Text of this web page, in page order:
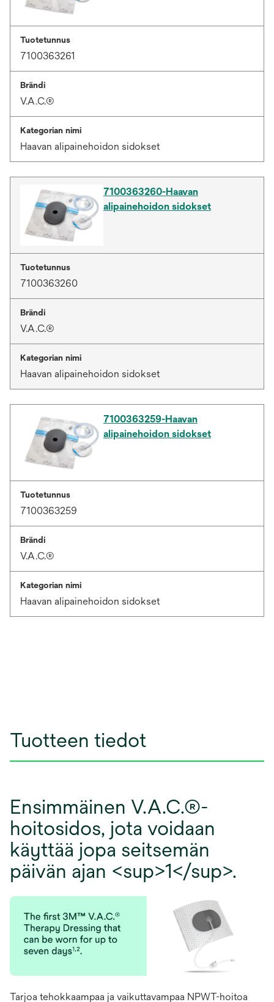
Tuotetunnus
7100363261
Brändi
V.A.C.®
Kategorian nimi
Haavan alipainehoidon sidokset
7100363260-Haavan
alipainehoidon sidokset
Tuotetunnus
7100363260
Brändi
V.A.C.®
Kategorian nimi
Haavan alipainehoidon sidokset
7100363259-Haavan
alipainehoidon sidokset
Tuotetunnus
7100363259
Brändi
V.A.C.®
Kategorian nimi
Haavan alipainehoidon sidokset
Tuotteen tiedot
Ensimmäinen V.A.C.®-
hoitosidos, jota voidaan
käyttää jopa seitsemän
päivän ajan <sup>1</sup>.
Tarjoa tehokkaampaa ja vaikuttavampaa NPWT-hoitoa